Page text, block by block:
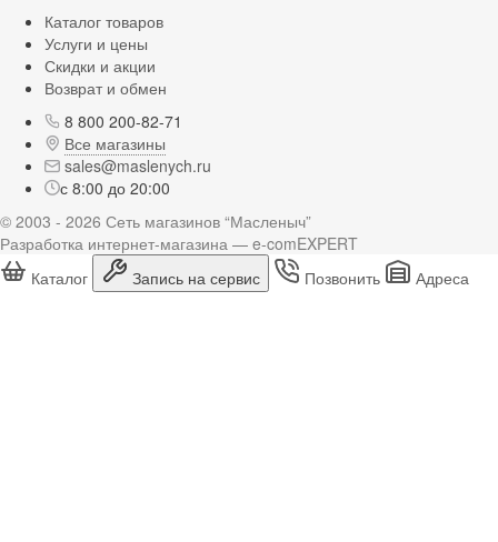
Каталог товаров
Услуги и цены
Скидки и акции
Возврат и обмен
8 800 200-82-71
Все магазины
sales@maslenych.ru
с 8:00 до 20:00
© 2003 - 2026 Сеть магазинов “Масленыч”
Разработка интернет-магазина — e-comEXPERT
Каталог
Запись на сервис Позвонить Адреса